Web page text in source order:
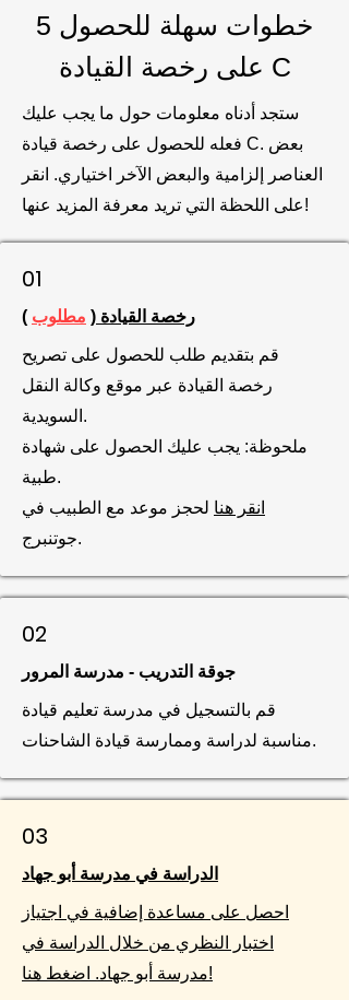
5 خطوات سهلة للحصول
على رخصة القيادة C
ستجد أدناه معلومات حول ما يجب عليك
فعله للحصول على رخصة قيادة C. بعض
العناصر إلزامية والبعض الآخر اختياري. انقر
على اللحظة التي تريد معرفة المزيد عنها!
01
رخصة القيادة ( مطلوب )
قم بتقديم طلب للحصول على تصريح
رخصة القيادة عبر موقع وكالة النقل
السويدية.
ملحوظة: يجب عليك الحصول على شهادة
طبية.
انقر هنا لحجز موعد مع الطبيب في
جوتنبرج.
02
جوقة التدريب - مدرسة المرور
قم بالتسجيل في مدرسة تعليم قيادة
مناسبة لدراسة وممارسة قيادة الشاحنات.
03
الدراسة في مدرسة أبو جهاد
احصل على مساعدة إضافية في اجتياز
اختبار النظري من خلال الدراسة في
مدرسة أبو جهاد. اضغط هنا!